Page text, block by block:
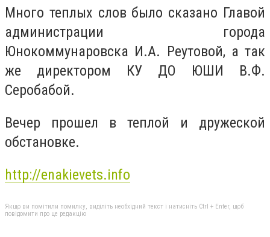
Много теплых слов было сказано Главой
администрации города
Юнокоммунаровска И.А. Реутовой, а так
же директором КУ ДО ЮШИ В.Ф.
Серобабой.
Вечер прошел в теплой и дружеской
обстановке.
http://enakievets.info
Якщо ви помітили помилку, виділіть необхідний текст і натисніть Ctrl + Enter, щоб
повідомити про це редакцію